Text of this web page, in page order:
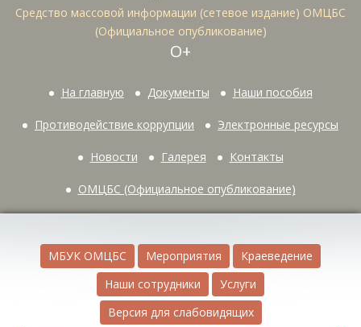
Средство массовой информации (сетевое издание) ОМЦБС
(Официальное опубликование)
О+
На главную Документы Наши пособия
Противодействие коррупции Электронные ресурсы
Новости Галерея Контакты
ОМЦБС (Официальное опубликование)
МБУК ОМЦБС Мероприятия
Краеведение
Наши сотрудники
Услуги
Версия для слабовидящих